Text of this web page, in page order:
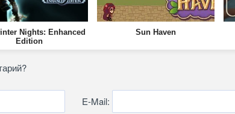
Nights: Enhanced
Edition
Sun Haven
E-Mail: